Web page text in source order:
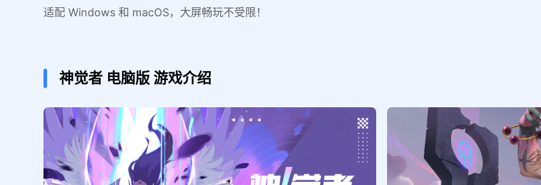
适配 Windows 和 macOS，大屏畅玩不受限！
神觉者 电脑版 游戏介绍